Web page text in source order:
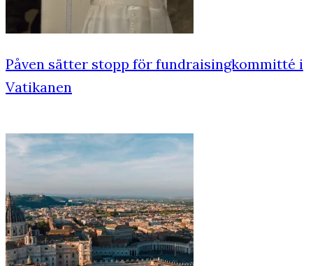
Påven sätter stopp för fundraisingkommitté i
Vatikanen